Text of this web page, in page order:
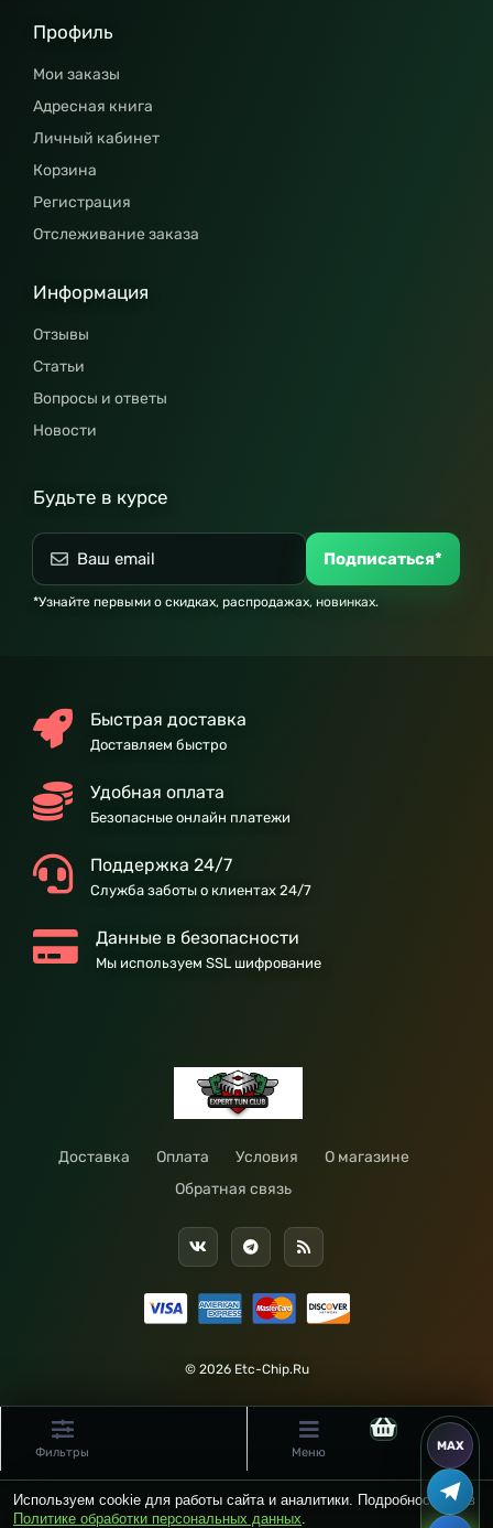
Профиль
Мои заказы
Адресная книга
Личный кабинет
Корзина
Регистрация
Отслеживание заказа
Информация
Отзывы
Статьи
Вопросы и ответы
Новости
Будьте в курсе
Подписаться*
*Узнайте первыми о скидках, распродажах, новинках.
Быстрая доставка
Доставляем быстро
Удобная оплата
Безопасные онлайн платежи
Поддержка 24/7
Служба заботы о клиентах 24/7
Данные в безопасности
Мы используем SSL шифрование
Доставка Оплата Условия
О магазине
Обратная связь
© 2026 Etc-Chip.Ru
Фильтры Меню
Используем cookie для работы сайта и аналитики. Подробности — в
Политике обработки персональных данных.